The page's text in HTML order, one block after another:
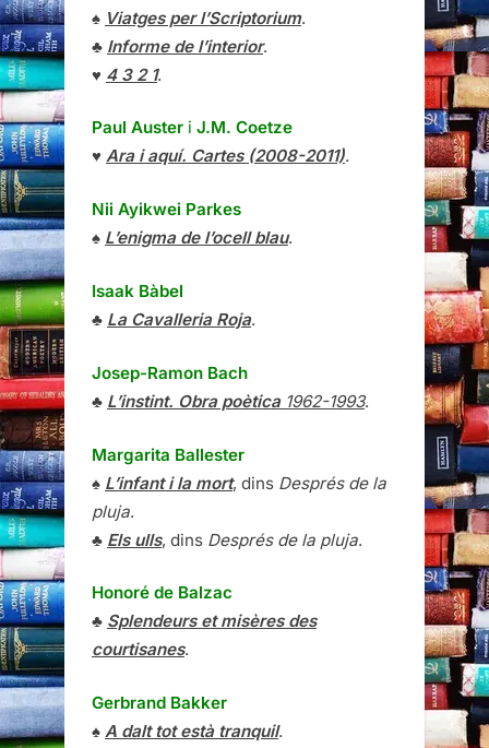
♠ Viatges per l’Scriptorium.
♣ Informe de l’interior.
♥ 4 3 2 1.
Paul Auster i J.M. Coetze
♥ Ara i aquí. Cartes (2008-2011).
Nii Ayikwei Parkes
♠ L’enigma de l’ocell blau.
Isaak Bàbel
♣ La Cavalleria Roja.
Josep-Ramon Bach
♣ L’instint. Obra poètica1962-1993.
Margarita Ballester
♠ L’infant i la mort, dins Després de la
pluja.
♣ Els ulls, dins Després de la pluja.
Honoré de Balzac
♣ Splendeurs et misères des
courtisanes.
Gerbrand Bakker
♠ A dalt tot està tranquil.